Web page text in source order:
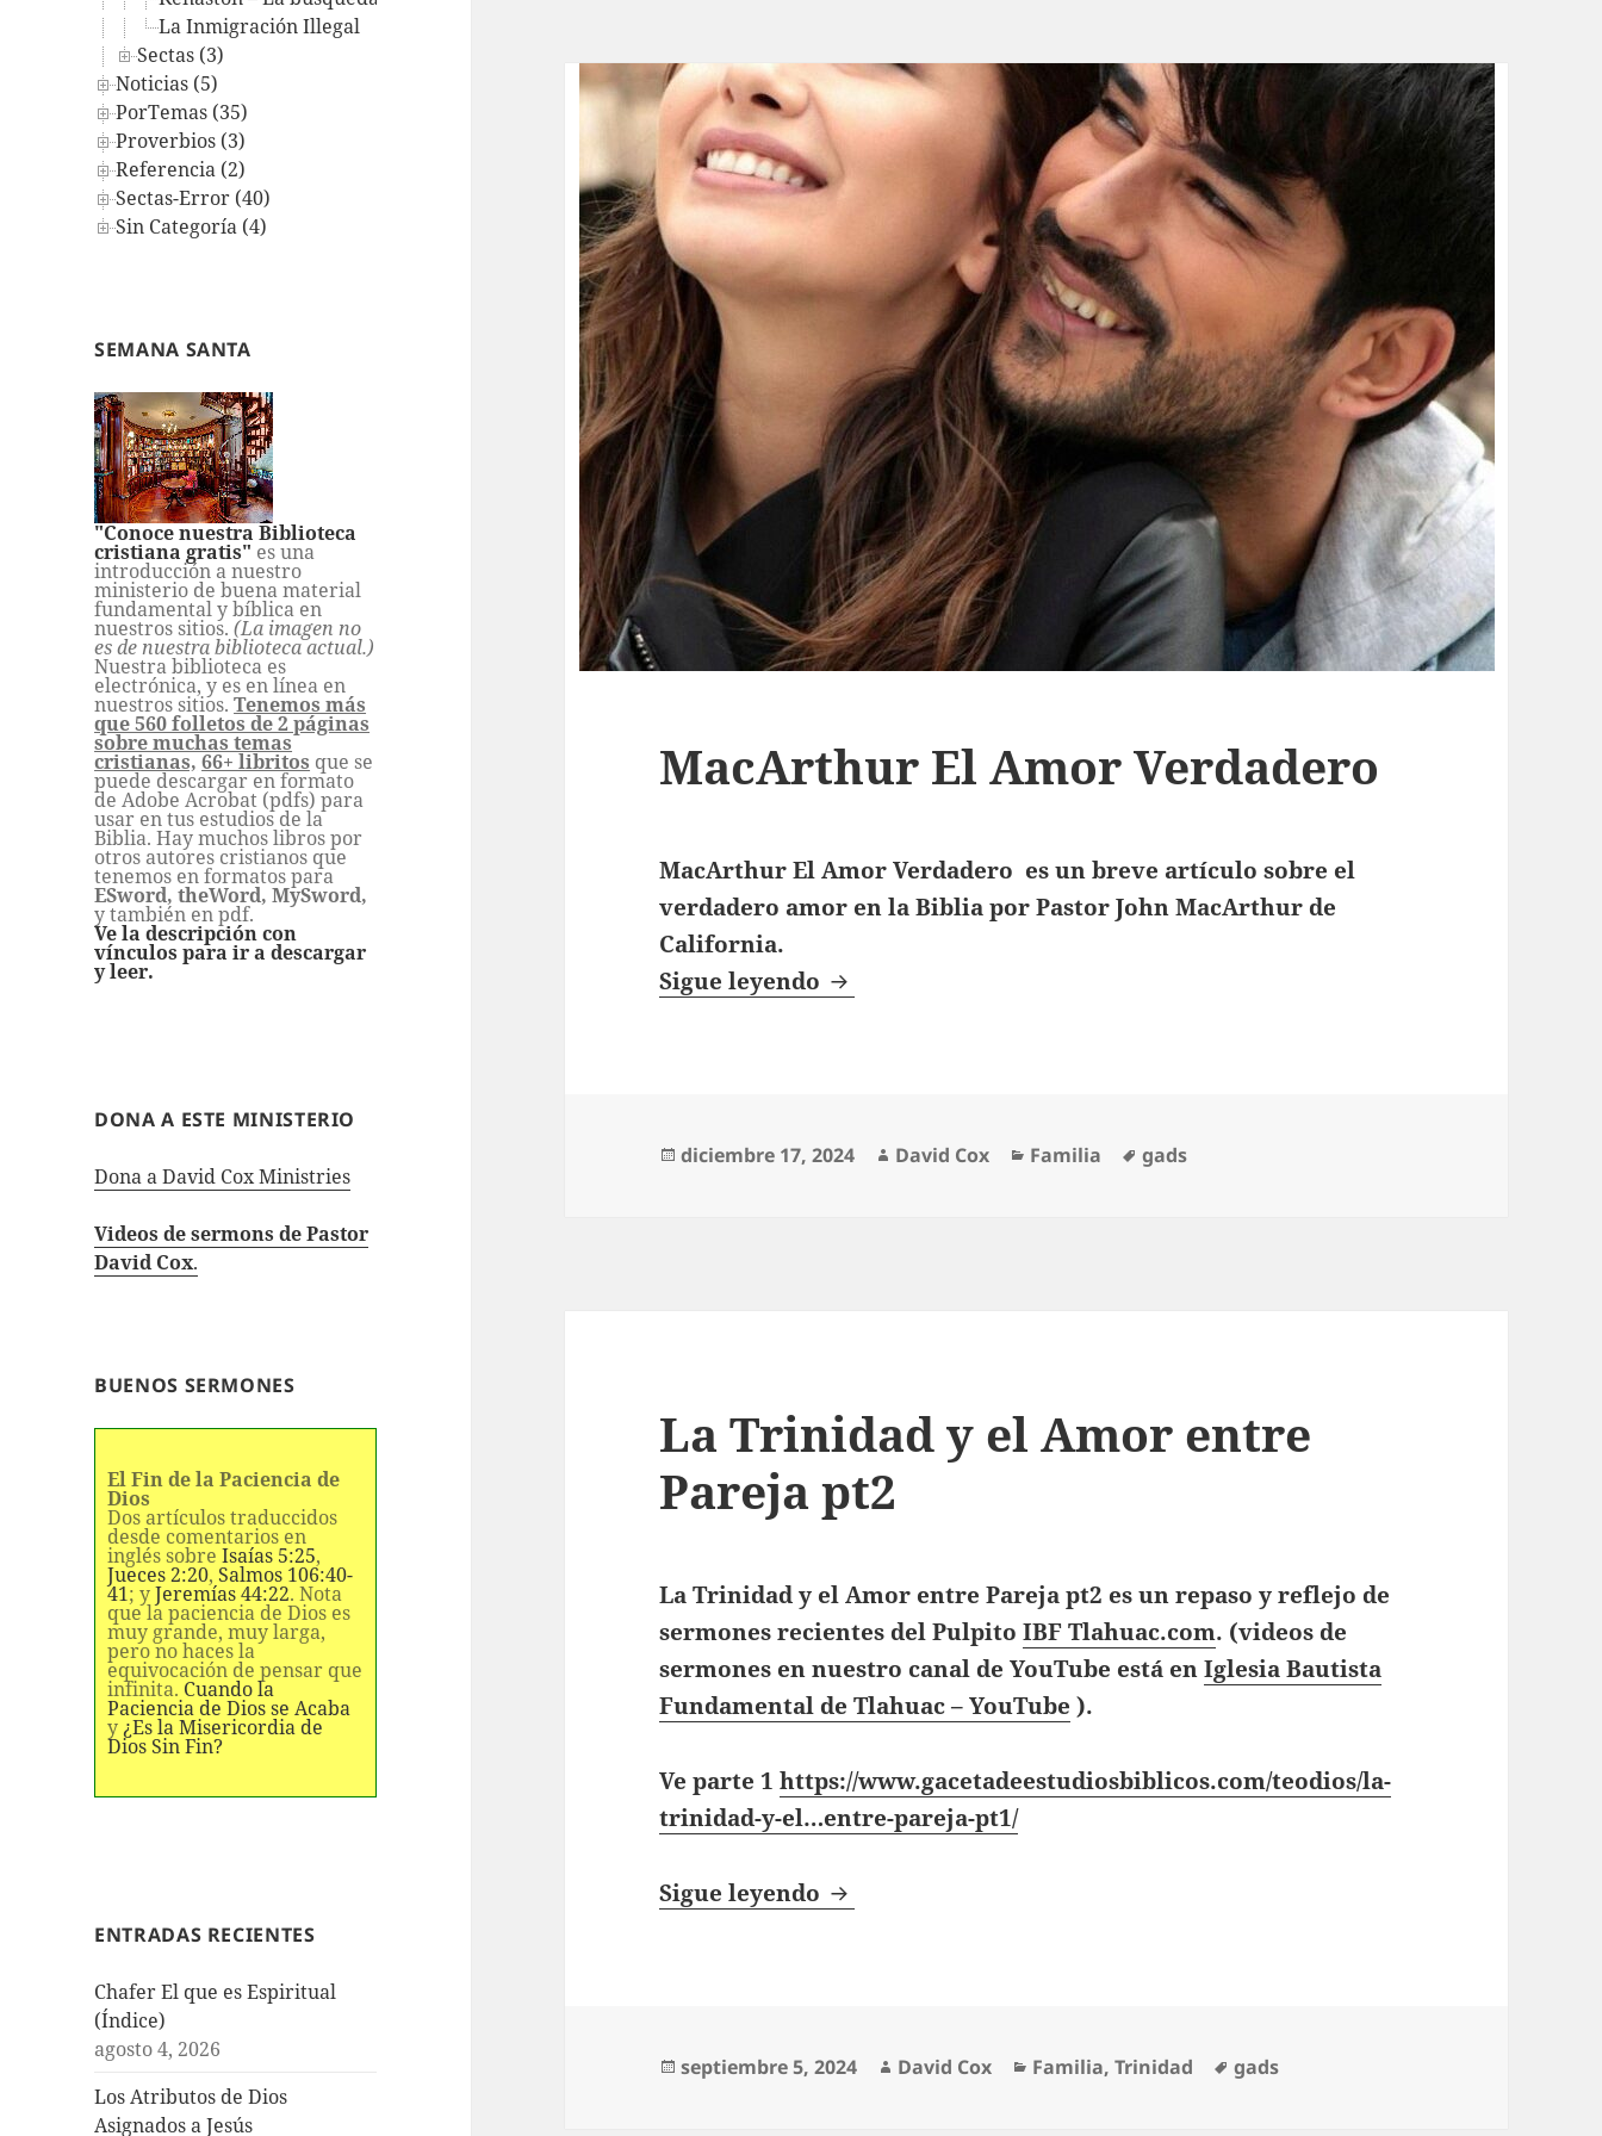
La Inmigración Illegal
Sectas (3)
Noticias (5)
PorTemas (35)
Proverbios (3)
Referencia (2)
Sectas-Error (40)
Sin Categoría (4)
SEMANA SANTA
"Conoce nuestra Biblioteca
cristiana gratis" es una
introducción a nuestro
ministerio de buena material
fundamental y bíblica en
nuestros sitios.(La imagen no
es de nuestra biblioteca actual.)
Nuestra biblioteca es
electrónica, y es en línea en
nuestros sitios.Tenemos más
que 560 folletos de 2 páginas
sobre muchas temas
cristianas, 66+ libritos que se
puede descargar en formato
de Adobe Acrobat (pdfs) para
usar en tus estudios de la
Biblia. Hay muchos libros por
otros autores cristianos que
tenemos en formatos para
ESword, theWord, MySword,
y también en pdf.
Ve la descripción con
vínculos para ir a descargar
y leer.
DONA A ESTE MINISTERIO
Dona a David Cox Ministries
Videos de sermons de Pastor
David Cox.
BUENOS SERMONES
El Fin de la Paciencia de
Dios
Dos artículos traduccidos
desde comentarios en
inglés sobreIsaías 5:25,
Jueces 2:20, Salmos 106:40-
41; yJeremías 44:22. Nota
que la paciencia de Dios es
muy grande, muy larga,
pero no haces la
equivocación de pensar que
infinita. Cuando la
Paciencia de Dios se Acaba
y¿Es la Misericordia de
Dios Sin Fin?
ENTRADAS RECIENTES
Chafer El que es Espiritual
(Índice)
agosto 4, 2026
Los Atributos de Dios
Asignados a Jesús
MacArthur El Amor Verdadero
MacArthur El Amor Verdadero es un breve artículo sobre el
verdadero amor en la Biblia por Pastor John MacArthur de
California.
Sigue leyendo MacArthur El Amor Verdadero
Publicado
diciembre 17, 2024 Autor
David Cox Categorías
Familia Etiquetas
gads
La Trinidad y el Amor entre
Pareja pt2
La Trinidad y el Amor entre Pareja pt2 es un repaso y reflejo de
sermones recientes del PulpitoIBF Tlahuac.com. (videos de
sermones en nuestro canal de YouTube está enIglesia Bautista
Fundamental de Tlahuac – YouTube ).
Ve parte 1https://www.gacetadeestudiosbiblicos.com/teodios/la-
trinidad-y-el…entre-pareja-pt1/
Sigue leyendo La Trinidad y el Amor entre Pareja pt2
Publicado
septiembre 5, 2024 Autor
David Cox Categorías
Familia,Trinidad Etiquetas
gads